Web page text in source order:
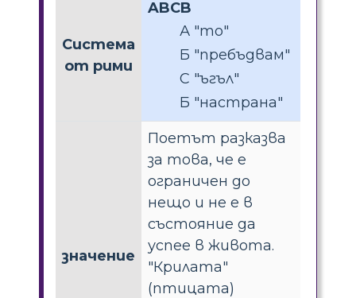
Система
от рими
ABCB
А "то"
Б "пребъдвам"
C "ъгъл"
Б "настрана"
значение
Поетът разказва
за това, че е
ограничен до
нещо и не е в
състояние да
успее в живота.
"Крилата"
(птицата)